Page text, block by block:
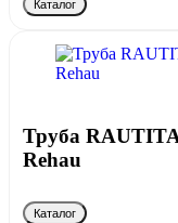
Каталог
Труба
Rehau
Каталог